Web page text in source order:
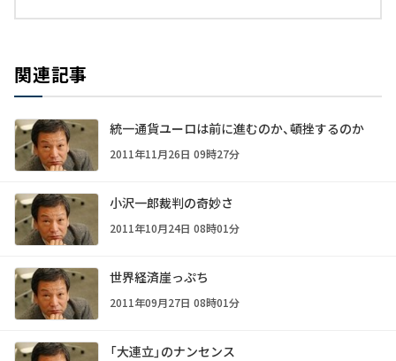
関連記事
統一通貨ユーロは前に進むのか、頓挫するのか
2011年11月26日 09時27分
小沢一郎裁判の奇妙さ
2011年10月24日 08時01分
世界経済崖っぷち
2011年09月27日 08時01分
「大連立」のナンセンス